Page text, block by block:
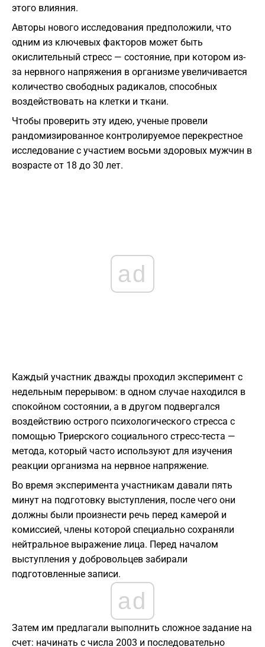
этого влияния.
Авторы нового исследования предположили, что
одним из ключевых факторов может быть
окислительный стресс — состояние, при котором из-
за нервного напряжения в организме увеличивается
количество свободных радикалов, способных
воздействовать на клетки и ткани.
Чтобы проверить эту идею, ученые провели
рандомизированное контролируемое перекрестное
исследование с участием восьми здоровых мужчин в
возрасте от 18 до 30 лет.
ad
Каждый участник дважды проходил эксперимент с
недельным перерывом: в одном случае находился в
спокойном состоянии, а в другом подвергался
воздействию острого психологического стресса с
помощью Триерского социального стресс-теста —
метода, который часто используют для изучения
реакции организма на нервное напряжение.
Во время эксперимента участникам давали пять
минут на подготовку выступления, после чего они
должны были произнести речь перед камерой и
комиссией, члены которой специально сохраняли
нейтральное выражение лица. Перед началом
выступления у добровольцев забирали
подготовленные записи.
ad
Затем им предлагали выполнить сложное задание на
счет: начинать с числа 2003 и последовательно